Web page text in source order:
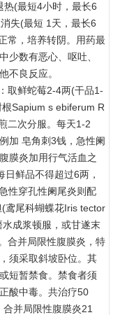
热(最短4小时，最长6
失(最短 1天，最长6
常，培养转阴。用药最
少数有恶心、呕吐、
不良反应。
取鲜蛇莓2-4两(干品1-
Sapium s ebiferum R
二次分服。每天1-2
加 皂角刺3钱，急性阑
膜炎加用行气活血之
鲜品不得超过6两，
性穿孔性阑尾炎则配
鸢尾科蝴蝶花Iris tector
成浆顿服，或甘遂末
合并局限性腹膜炎，特
须采取斜坡卧位。其
短暂禁食。禁食者须
酸中毒。共治疗50
并局限性腹膜炎21